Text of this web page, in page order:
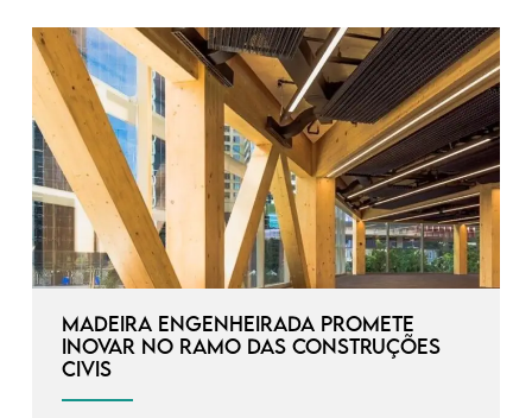
Madeira engenheirada promete
inovar no ramo das construções
civis